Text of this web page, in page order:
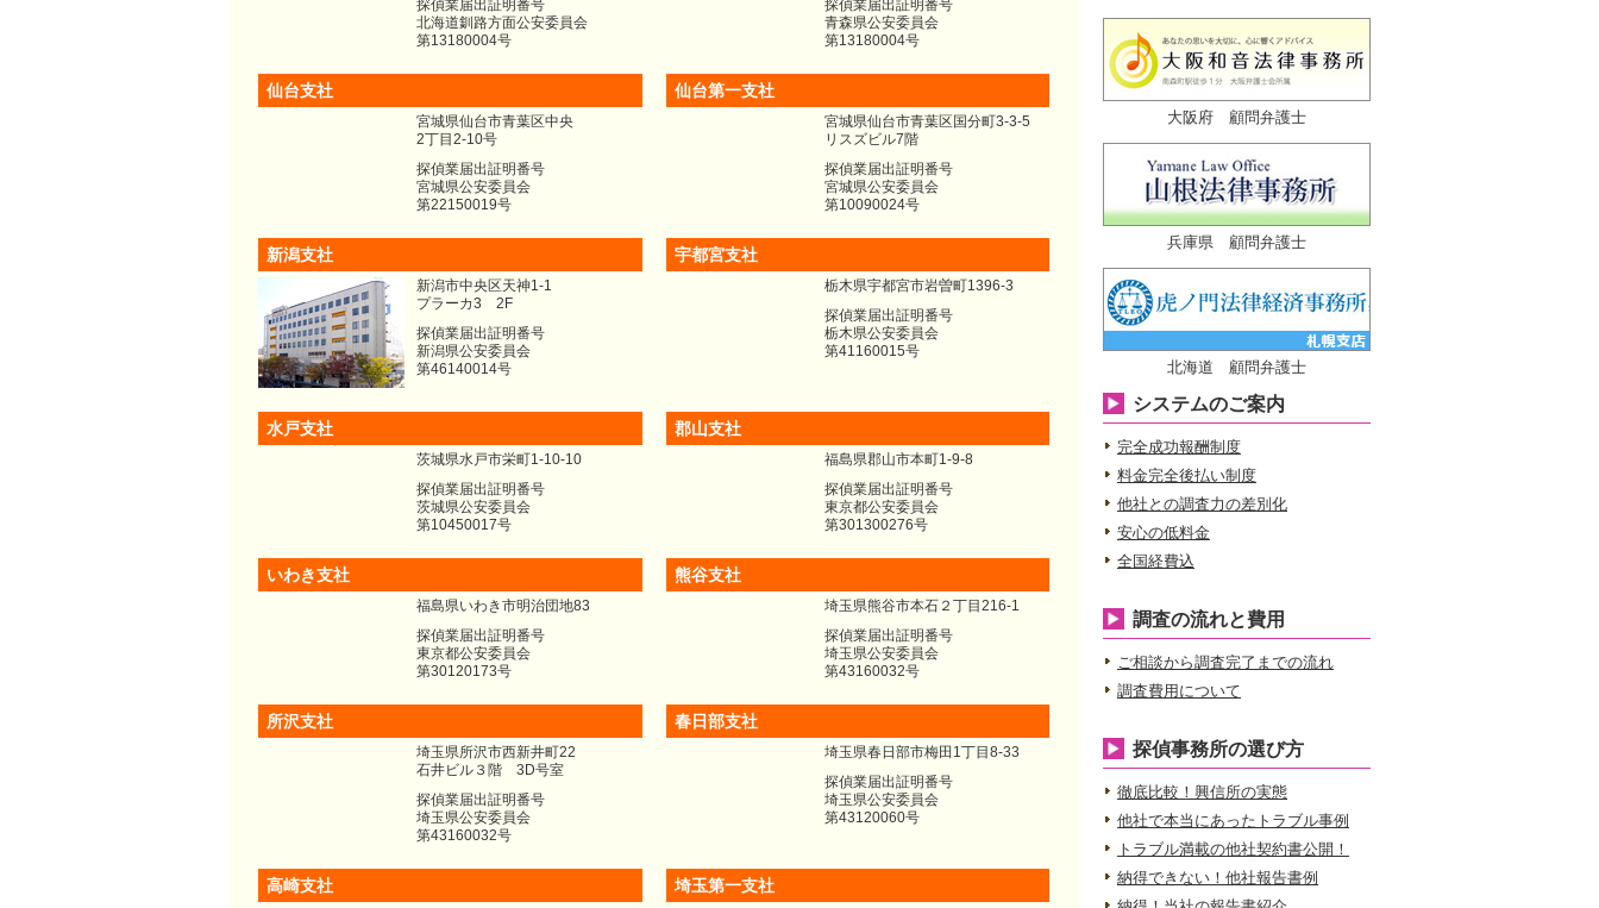
探偵業届出証明番号
北海道釧路方面公安委員会
第13180004号
探偵業届出証明番号
青森県公安委員会
第13180004号
仙台支社
宮城県仙台市青葉区中央
2丁目2-10号
探偵業届出証明番号
宮城県公安委員会
第22150019号
仙台第一支社
宮城県仙台市青葉区国分町3‐3‐5
リスズビル7階
探偵業届出証明番号
宮城県公安委員会
第10090024号
新潟支社
新潟市中央区天神1-1
プラーカ3 2F
探偵業届出証明番号
新潟県公安委員会
第46140014号
宇都宮支社
栃木県宇都宮市岩曽町1396-3
探偵業届出証明番号
栃木県公安委員会
第41160015号
水戸支社
茨城県水戸市栄町1-10-10
探偵業届出証明番号
茨城県公安委員会
第10450017号
郡山支社
福島県郡山市本町1-9-8
探偵業届出証明番号
東京都公安委員会
第301300276号
いわき支社
福島県いわき市明治団地83
探偵業届出証明番号
東京都公安委員会
第30120173号
熊谷支社
埼玉県熊谷市本石２丁目216-1
探偵業届出証明番号
埼玉県公安委員会
第43160032号
所沢支社
埼玉県所沢市西新井町22
石井ビル３階 3D号室
探偵業届出証明番号
埼玉県公安委員会
第43160032号
春日部支社
埼玉県春日部市梅田1丁目8-33
探偵業届出証明番号
埼玉県公安委員会
第43120060号
高崎支社 埼玉第一支社
大阪府 顧問弁護士
兵庫県 顧問弁護士
北海道 顧問弁護士
システムのご案内
完全成功報酬制度
料金完全後払い制度
他社との調査力の差別化
安心の低料金
全国経費込
調査の流れと費用
ご相談から調査完了までの流れ
調査費用について
探偵事務所の選び方
徹底比較！興信所の実態
他社で本当にあったトラブル事例
トラブル満載の他社契約書公開！
納得できない！他社報告書例